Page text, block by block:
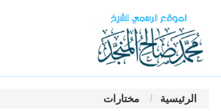
الرئيسية مختارات